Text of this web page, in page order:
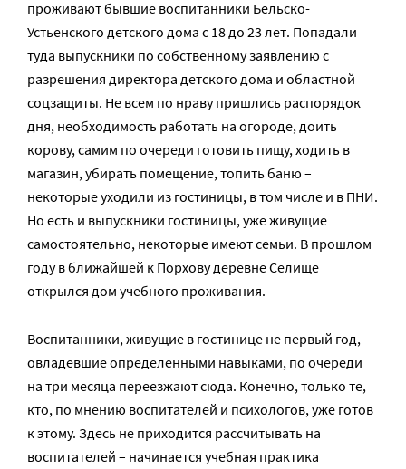
проживают бывшие воспитанники Бельско-
Устьенского детского дома с 18 до 23 лет. Попадали
туда выпускники по собственному заявлению с
разрешения директора детского дома и областной
соцзащиты. Не всем по нраву пришлись распорядок
дня, необходимость работать на огороде, доить
корову, самим по очереди готовить пищу, ходить в
магазин, убирать помещение, топить баню –
некоторые уходили из гостиницы, в том числе и в ПНИ.
Но есть и выпускники гостиницы, уже живущие
самостоятельно, некоторые имеют семьи. В прошлом
году в ближайшей к Порхову деревне Селище
открылся дом учебного проживания.
Воспитанники, живущие в гостинице не первый год,
овладевшие определенными навыками, по очереди
на три месяца переезжают сюда. Конечно, только те,
кто, по мнению воспитателей и психологов, уже готов
к этому. Здесь не приходится рассчитывать на
воспитателей – начинается учебная практика